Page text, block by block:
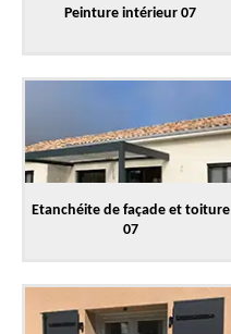
Peinture intérieur 07
Etanchéite de façade et toiture
07